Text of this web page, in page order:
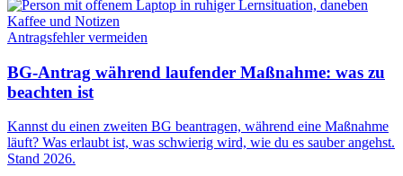
Antragsfehler vermeiden
BG-Antrag während laufender Maßnahme: was zu
beachten ist
Kannst du einen zweiten BG beantragen, während eine Maßnahme
läuft? Was erlaubt ist, was schwierig wird, wie du es sauber angehst.
Stand 2026.